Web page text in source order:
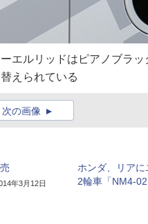
エルリッドはピアノブラ
えられている
次の画像
年3月12日
ホンダ、リア
2輪車「NM4-02